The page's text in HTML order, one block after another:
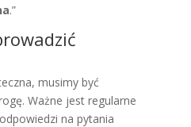
.”
musimy być
Ważne jest regularne
na pytania